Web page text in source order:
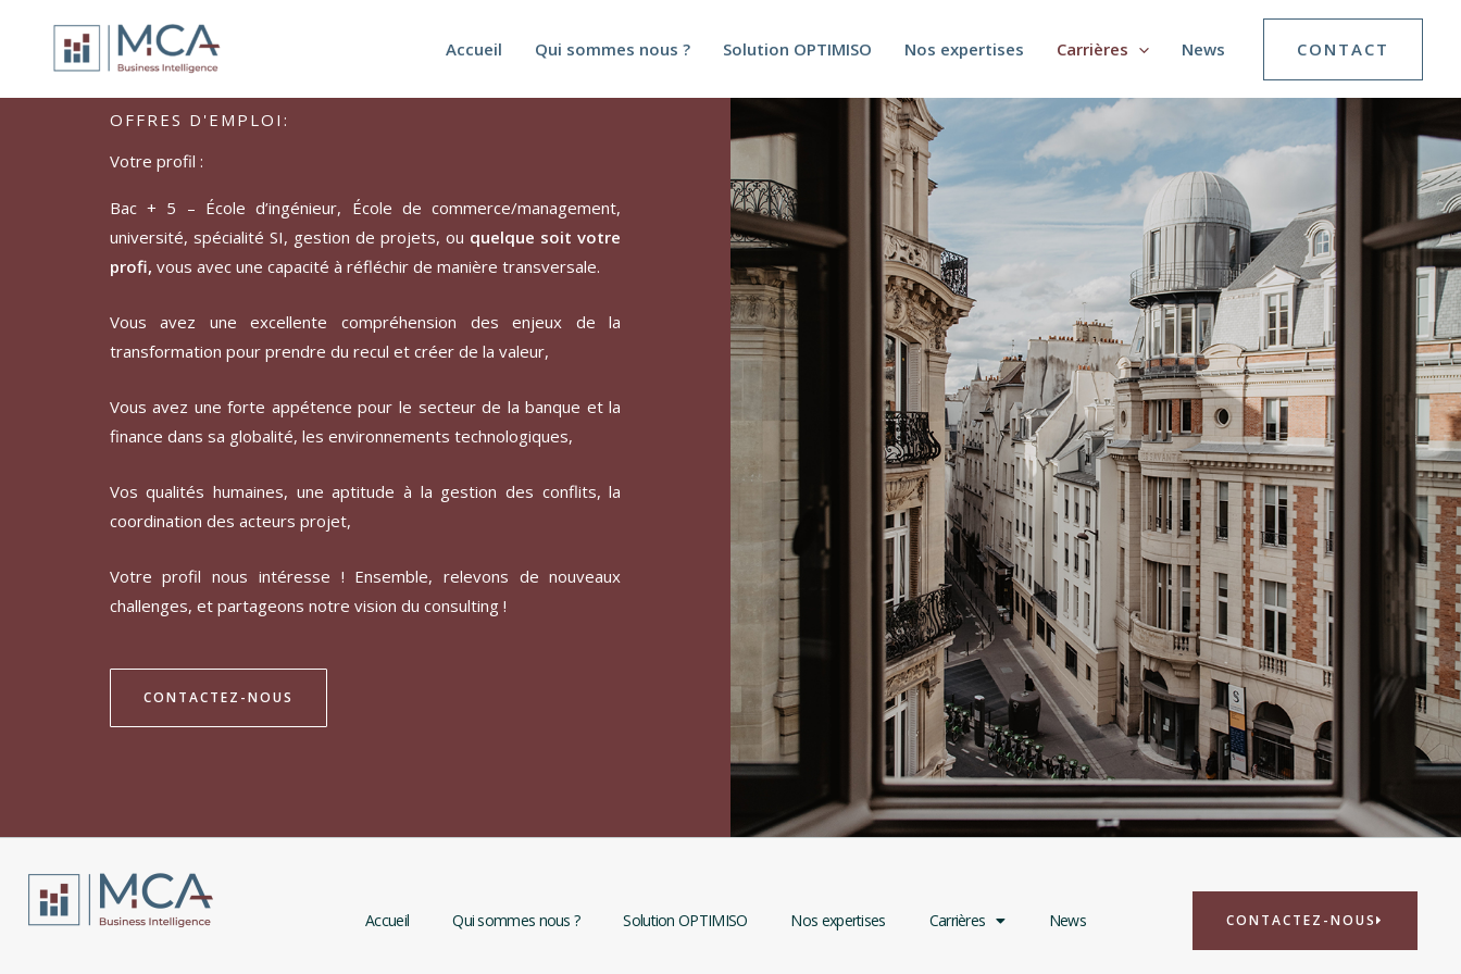
contenu
Accueil Qui sommes nous ? Solution OPTIMISO Nos expertises Carrières News CONTACT
OFFRES D'EMPLOI:
Votre profil :
Bac + 5 – École d’ingénieur, École de commerce/management,
université, spécialité SI, gestion de projets, ou quelque soit votre
profi, vous avec une capacité à réfléchir de manière transversale.
Vous avez une excellente compréhension des enjeux de la
transformation pour prendre du recul et créer de la valeur,
Vous avez une forte appétence pour le secteur de la banque et la
finance dans sa globalité, les environnements technologiques,
Vos qualités humaines, une aptitude à la gestion des conflits, la
coordination des acteurs projet,
Votre profil nous intéresse ! Ensemble, relevons de nouveaux
challenges, et partageons notre vision du consulting !
CONTACTEZ-NOUS
Accueil Qui sommes nous ? Solution OPTIMISO Nos expertises Carrières News CONTACTEZ-NOUS